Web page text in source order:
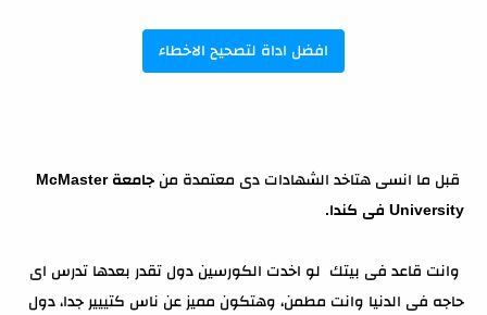
افضل اداة لتصحيح الاخطاء
قبل ما انسى هتاخد الشهادات دى معتمدة من
جامعة McMaster
University فى كندا.
وانت قاعد فى بيتك لو اخدت الكورسين دول تقدر بعدها تدرس اى
حاجه فى الدنيا وانت مطمن، وهتكون مميز عن ناس كتييير جدا، دول